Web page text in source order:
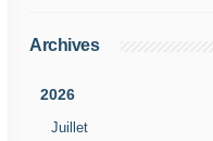
Archives
2026
Juillet